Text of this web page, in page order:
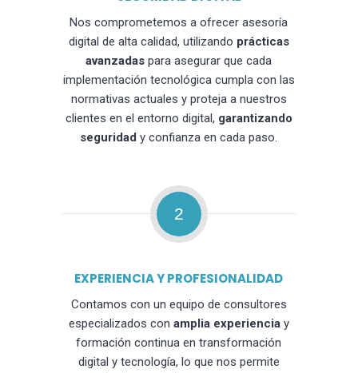
Nos comprometemos a ofrecer asesoría
digital de alta calidad, utilizando prácticas
avanzadas para asegurar que cada
implementación tecnológica cumpla con las
normativas actuales y proteja a nuestros
clientes en el entorno digital, garantizando
seguridad y confianza en cada paso.
2
EXPERIENCIA Y PROFESIONALIDAD
Contamos con un equipo de consultores
especializados con amplia experienciay
formación continua en transformación
digital y tecnología, lo que nos permite